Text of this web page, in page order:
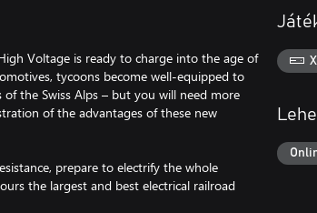
Voltage is ready to charge into the age of
tycoons become well-equipped to
the Swiss Alps – but you will need more
of the advantages of these new
prepare to electrify the whole
the largest and best electrical railroad